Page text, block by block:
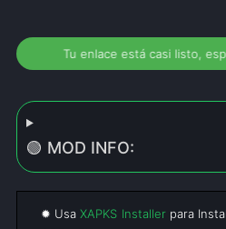
Tu enlace está casi listo,
🟢 MOD INFO:
✹ UsaXAPKS Installerpara